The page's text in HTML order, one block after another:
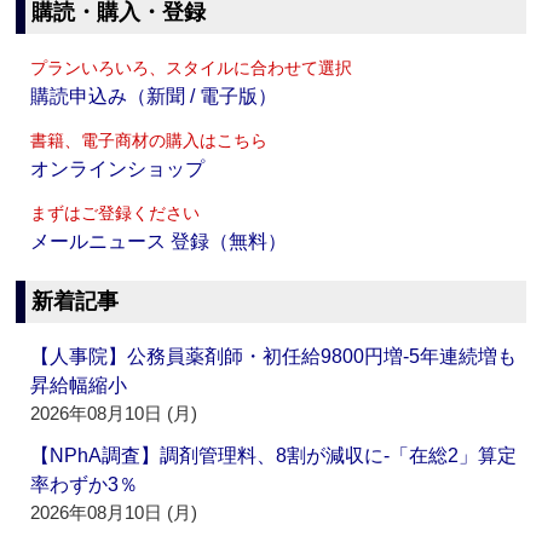
購読・購入・登録
プランいろいろ、スタイルに合わせて選択
購読申込み（新聞 / 電子版）
書籍、電子商材の購入はこちら
オンラインショップ
まずはご登録ください
メールニュース 登録（無料）
新着記事
【人事院】公務員薬剤師・初任給9800円増‐5年連続増も
昇給幅縮小
2026年08月10日 (月)
【NPhA調査】調剤管理料、8割が減収に‐「在総2」算定
率わずか3％
2026年08月10日 (月)